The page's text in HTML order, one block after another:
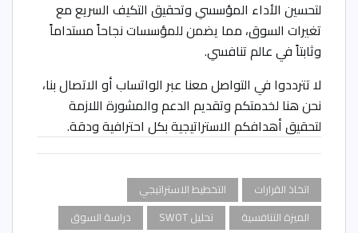
لتحسين الأداء المؤسسي وتحقيق التكيف السريع مع
تغيرات السوق، مما يضمن للمؤسسات نجاحاً مستداماً
وثابتاً في عالم تنافسي.
لا تترددوا في التواصل معنا عبر الواتساب أو الاتصال بنا،
نحن هنا لخدمتكم وتقديم الدعم والمشورة اللازمة
لتحقيق أهدافكم الاستراتيجية بكل احترافية ودقة.
اتخاذ القرارات
التخطيط الاستراتيجي
الميزة التنافسية
تحليل SWOT
دراسة السوق